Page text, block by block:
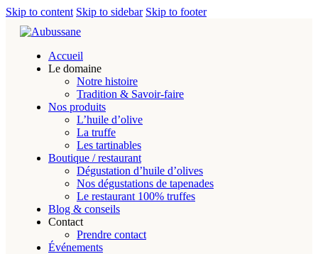
Skip to content Skip to sidebar Skip to footer
Accueil
Le domaine
Notre histoire
Tradition & Savoir-faire
Nos produits
L’huile d’olive
La truffe
Les tartinables
Boutique / restaurant
Dégustation d’huile d’olives
Nos dégustations de tapenades
Le restaurant 100% truffes
Blog & conseils
Contact
Prendre contact
Événements